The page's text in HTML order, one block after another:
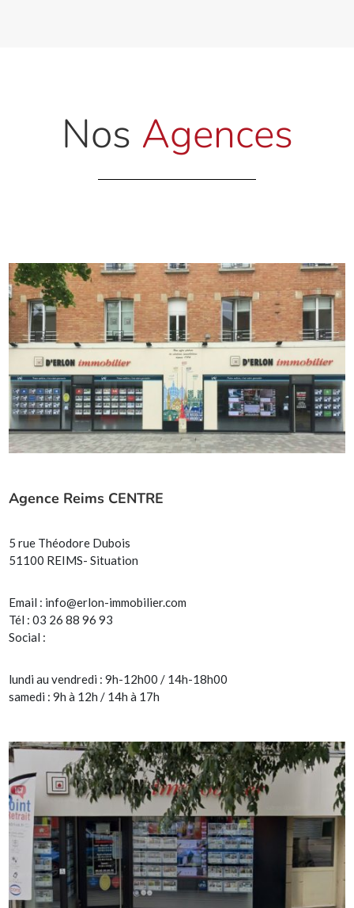
Nos Agences
Agence Reims CENTRE
5 rue Théodore Dubois
51100 REIMS- Situation
Email : info@erlon-immobilier.com
Tél : 03 26 88 96 93
Social :
lundi au vendredi : 9h-12h00 / 14h-18h00
samedi : 9h à 12h / 14h à 17h